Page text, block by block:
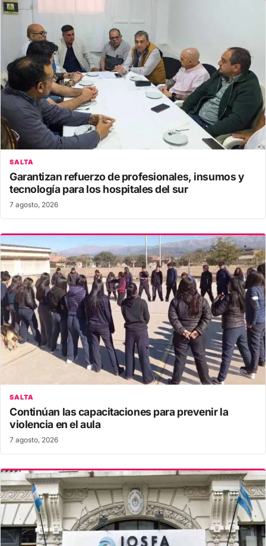
SALTA
Garantizan refuerzo de profesionales, insumos y
tecnología para los hospitales del sur
7 agosto, 2026
SALTA
Continúan las capacitaciones para prevenir la
violencia en el aula
7 agosto, 2026